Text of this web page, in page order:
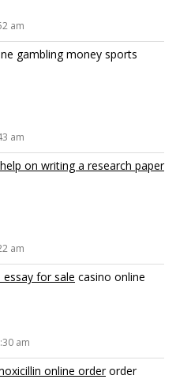
am
gambling money sports
am
on writing a research paper
am
essay for sale casino online
am
online orderorder